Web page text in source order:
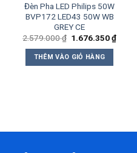
Đèn Pha LED Philips 50W
BVP172 LED43 50W WB
GREY CE
2.579.000₫ Giá
là:
2.579.000 ₫.
1.676.350₫Giá
THÊM VÀO GIỎ HÀNG